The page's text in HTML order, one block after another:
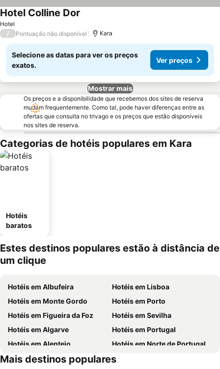
Hotel
Hotel Colline Dor
/ Pontuação não disponível Kara
Selecione as datas para ver os preços
exatos.
Ver preços
Mostrar mais
Os preços e a disponibilidade que recebemos dos sites de reserva
mudam frequentemente. Como tal, pode haver diferenças entre as
ofertas que consulta no trivago e os preços que estão disponíveis
nos sites de reserva.
Categorias de hotéis populares em Kara
Hotéis
baratos
Estes destinos populares estão à distância de
um clique
Hotéis em Albufeira
Hotéis em Lisboa
Hotéis em Monte Gordo
Hotéis em Porto
Hotéis em Figueira da Foz
Hotéis em Sevilha
Hotéis em Algarve
Hotéis em Portugal
Hotéis em Alentejo
Hotéis em Norte de Portugal
Hotéis em Madeira
Hotéis em Espanha
Mais destinos populares